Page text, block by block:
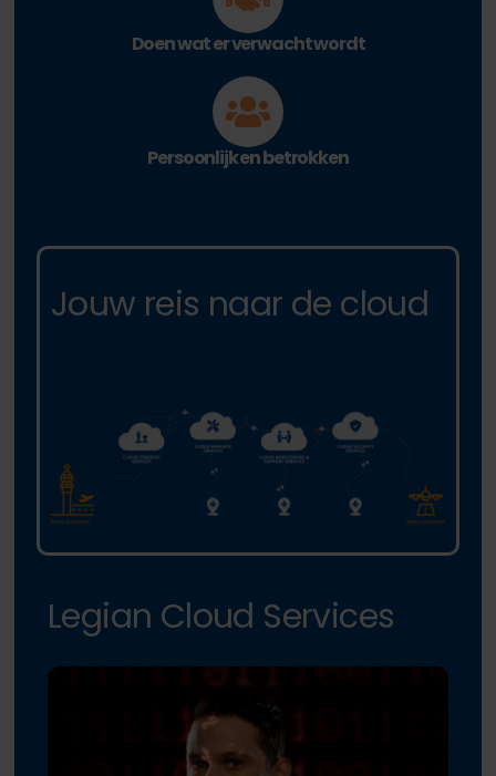
Doen wat er verwacht wordt
Persoonlijk en betrokken
Jouw reis naar de cloud
Legian Cloud Services